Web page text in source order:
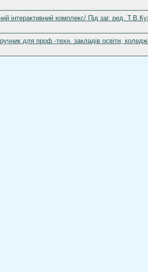
інтерактивний комплекс/ Під заг. ред.
для проф.-техн. закладів освіти,